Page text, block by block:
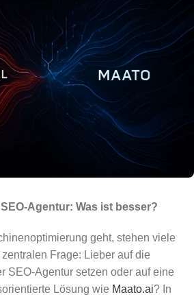
Agentur: Was ist besser?
geht, stehen viele
Frage: Lieber auf die
SEO-Agentur setzen oder auf eine
Lösung wie Maato.ai? In